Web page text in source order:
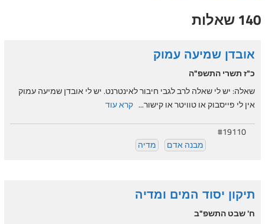
140 שאלות
אובדן שמיעה עמוק
כ"ז תשרי התשפ"ה
שאלה: יש לי שאלה לרב לגבי חיבור לאינטרנט. יש לי אובדן שמיעה עמוק
אין לי פייסבוק או טוויטר או קישור... קרא עוד
#19110
מבנה אדם
מדיה
תיקון יסוד המים ומדיה
ח' שבט התשפ"ב